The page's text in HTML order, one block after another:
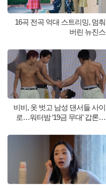
16곡 전곡 억대 스트리밍, 멈춰
버린 뉴진스
비비, 옷 벗고 남성 댄서들 사이
로…워터밤 ‘19금 무대’ 갑론을